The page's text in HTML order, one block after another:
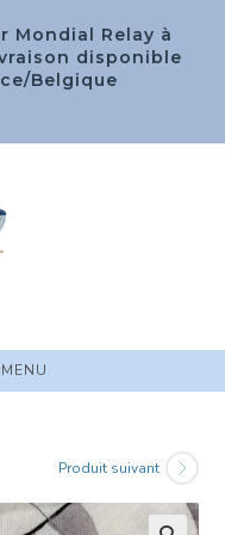
Mondial Relay à
disponible
Belgique
MENU
Produit suivant